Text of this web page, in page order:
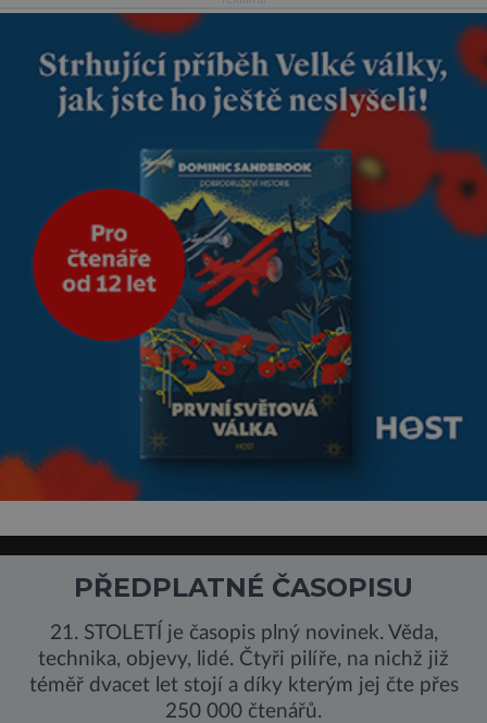
a specifické potřeby dítěte. Pro
jednoduchost, měkkost a
bezpečí, proto by pokoj
miminka měl působit především
klidně a útulně. Předškolní věk
PŘEDPLATNÉ ČASOPISU
21. STOLETÍ je časopis plný novinek. Věda,
technika, objevy, lidé. Čtyři pilíře, na nichž již
téměř dvacet let stojí a díky kterým jej čte přes
250 000 čtenářů.